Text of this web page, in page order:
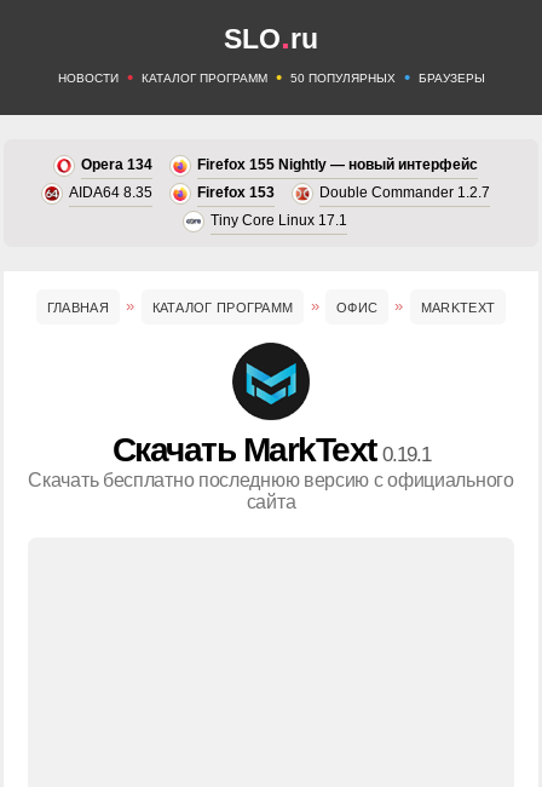
SLO.ru
НОВОСТИ • КАТАЛОГ ПРОГРАММ • 50 ПОПУЛЯРНЫХ • БРАУЗЕРЫ
Opera 134
Firefox 155 Nightly — новый интерфейс
AIDA64 8.35
Firefox 153
Double Commander 1.2.7
Tiny Core Linux 17.1
ГЛАВНАЯ КАТАЛОГ ПРОГРАММ ОФИС MARKTEXT
Скачать MarkText 0.19.1
Скачать бесплатно последнюю версию с официального
сайта